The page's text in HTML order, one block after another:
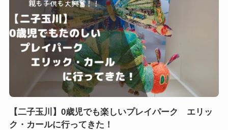
【二子玉川】0歳児でも楽しいプレイパーク エリッ
ク・カールに行ってきた！